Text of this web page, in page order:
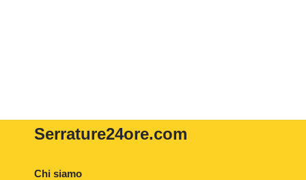
Serrature24ore.com
Chi siamo